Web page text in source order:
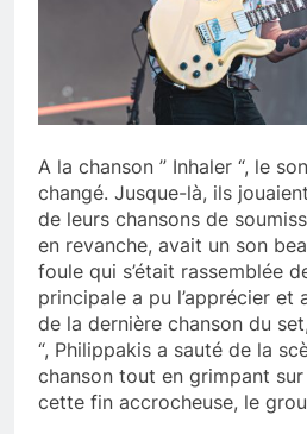
A la chanson ” Inhaler “, le
changé. Jusque-là, ils
de leurs chansons de
en revanche, avait un son
foule qui s’était rassemblée
principale a pu l’apprécier et
de la dernière chanson du
“, Philippakis a sauté de la
chanson tout en grimpant
cette fin accrocheuse, le